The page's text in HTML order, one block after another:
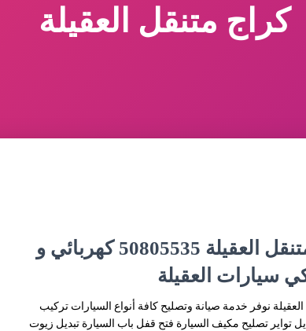
كراج متنقل العقيلة
بنشر متنقل العقيلة 50805535‬ كهربائي و
سيارات العقيلة
نوفر خدمة صيانة وتصليح كافة أنواع السيارات تركيب
تواير تصليح مكيف السيارة فتح قفل باب السيارة تبديل زيوت